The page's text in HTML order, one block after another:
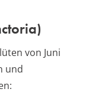
von Juni
und